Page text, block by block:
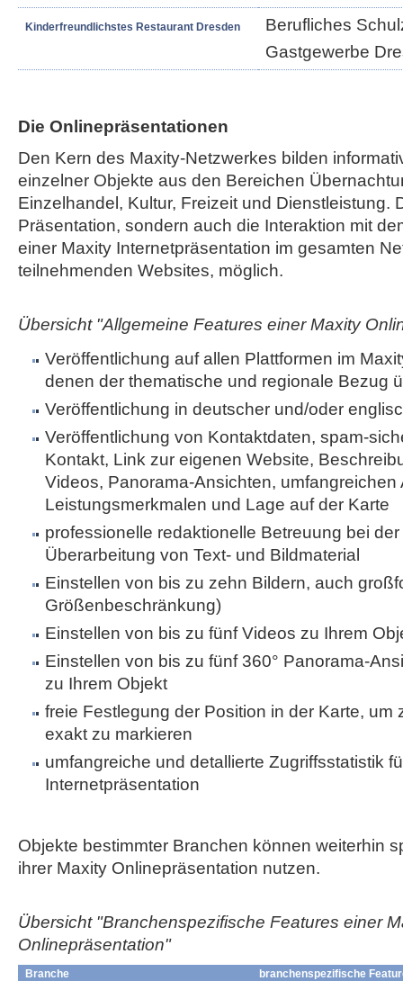
Kinderfreundlichstes Restaurant Dresden
Berufliches
Gastgewerbe
Die Onlinepräsentationen
Den Kern des Maxity-Netzwerkes bilden
einzelner Objekte aus den Bereichen
Einzelhandel, Kultur, Freizeit und Dienstleistung.
Präsentation, sondern auch die Interaktion mit
einer Maxity Internetpräsentation im gesamten
teilnehmenden Websites, möglich.
Übersicht "Allgemeine Features einer Maxity
Veröffentlichung auf allen Plattformen im
denen der thematische und regionale Bezug
Veröffentlichung in deutscher und/oder
Veröffentlichung von Kontaktdaten, spam-
Kontakt, Link zur eigenen Website,
Videos, Panorama-Ansichten, umfangreichen
Leistungsmerkmalen und Lage auf der Karte
professionelle redaktionelle Betreuung bei
Überarbeitung von Text- und Bildmaterial
Einstellen von bis zu zehn Bildern, auch
Größenbeschränkung)
Einstellen von bis zu fünf Videos zu Ihrem
Einstellen von bis zu fünf 360° Panorama-
zu Ihrem Objekt
freie Festlegung der Position in der Karte, um
exakt zu markieren
umfangreiche und detallierte Zugriffsstatistik
Internetpräsentation
Objekte bestimmter Branchen können weiterhin
ihrer Maxity Onlinepräsentation nutzen.
Übersicht "Branchenspezifische Features einer
Onlinepräsentation"
Branche branchenspezifische